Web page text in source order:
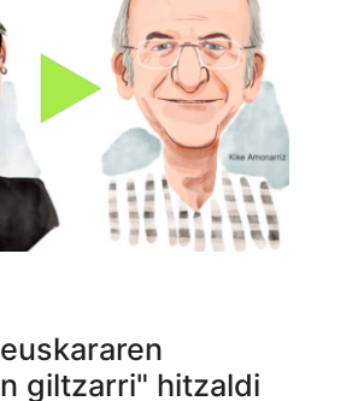
giltzarri" hitzaldi